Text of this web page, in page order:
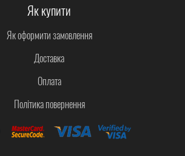
Як купити
Як оформити замовлення
Доставка
Оплата
Політика повернення